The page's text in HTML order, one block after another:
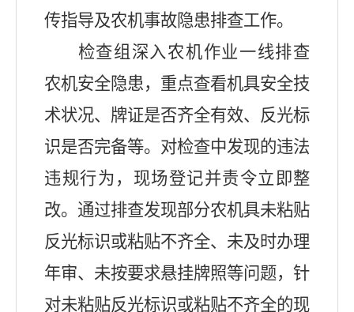
传指导及农机事故隐患排查工作。
检查组深入农机作业一线排查
农机安全隐患，重点查看机具安全技
术状况、牌证是否齐全有效、反光标
识是否完备等。对检查中发现的违法
违规行为，现场登记并责令立即整
改。通过排查发现部分农机具未粘贴
反光标识或粘贴不齐全、未及时办理
年审、未按要求悬挂牌照等问题，针
对未粘贴反光标识或粘贴不齐全的现